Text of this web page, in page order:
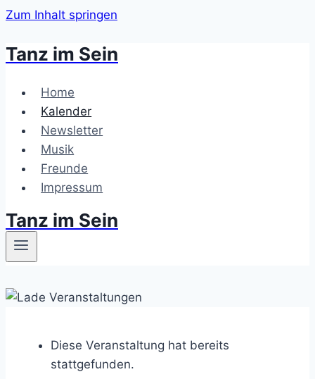
Zum Inhalt springen
Tanz im Sein
Home
Kalender
Newsletter
Musik
Freunde
Impressum
Tanz im Sein
Diese Veranstaltung hat bereits
stattgefunden.